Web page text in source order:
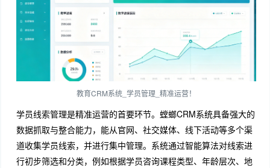
教育CRM系统_学员管理_精准运营！
学员线索管理是精准运营的首要环节。螳螂CRM系统具备强大的
数据抓取与整合能力，能从官网、社交媒体、线下活动等多个渠
道收集学员线索，并进行集中管理。系统通过智能算法对线索进
行初步筛选和分类，例如根据学员咨询课程类型、年龄层次、地